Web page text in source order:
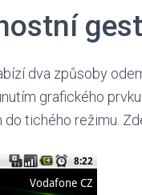
dva způsoby
grafického
tichého režimu.